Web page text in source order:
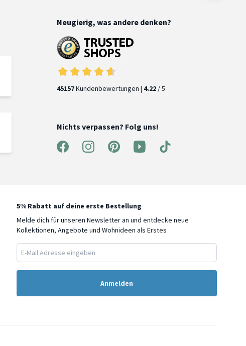
Neugierig, was andere denken?
45157Kundenbewertungen | 4.22 / 5
Nichts verpassen? Folg uns!
5% Rabatt auf deine erste Bestellung
Melde dich für unseren Newsletter an und entdecke neue
Kollektionen, Angebote und Wohnideen als Erstes
Anmelden
neuen Produkten
Angeboten.